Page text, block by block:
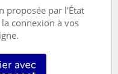
proposée par l’État
connexion à vos
avec FranceConnect